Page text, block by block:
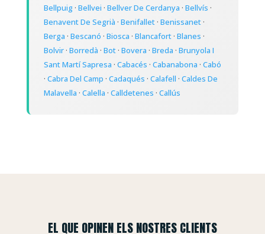
Bellpuig· Bellvei · Bellver De Cerdanya · Bellvís ·
Benavent De Segrià · Benifallet· Benissanet·
Berga · Bescanó · Biosca · Blancafort· Blanes ·
Bolvir· Borredà · Bot· Bovera · Breda · Brunyola I
Sant Martí Sapresa · Cabacés · Cabanabona · Cabó
· Cabra Del Camp · Cadaqués · Calafell · Caldes De
Malavella · Calella · Calldetenes · Callús
EL QUE OPINEN ELS NOSTRES CLIENTS